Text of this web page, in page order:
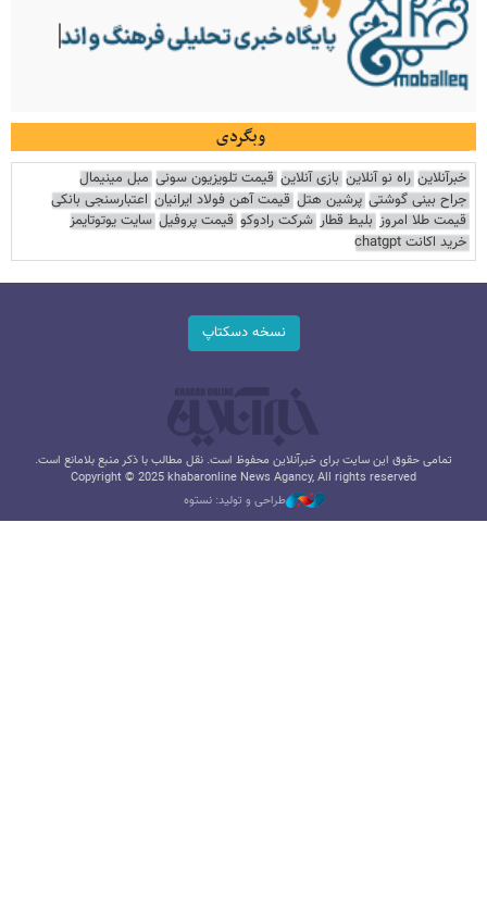
وبگردی
خبرآنلاین راه نو آنلاین بازی آنلاین قیمت تلویزیون سونی مبل مینیمال
جراح بینی گوشتی پرشین هتل قیمت آهن فولاد ایرانیان اعتبارسنجی بانکی
قیمت طلا امروز بلیط قطار شرکت رادوکو قیمت پروفیل سایت یوتوتایمز
خرید اکانت chatgpt
نسخه دسکتاپ
تمامی حقوق این سایت برای خبرآنلاین محفوظ است. نقل مطالب با ذکر منبع بلامانع است.
Copyright © 2025 khabaronline News Agancy, All rights reserved
طراحی و تولید: نستوه